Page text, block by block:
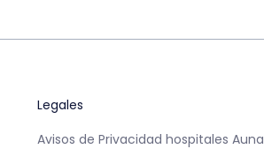
Legales
Avisos de Privacidad hospitales Auna